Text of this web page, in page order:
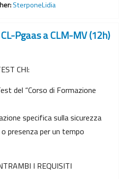
SterponeLidia
Pgaas a CLM-MV (12h)
CHI:
del “Corso di Formazione
specifica sulla sicurezza
presenza per un tempo
I REQUISITI